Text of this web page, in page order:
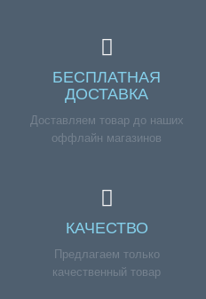
БЕСПЛАТНАЯ
ДОСТАВКА
Доставляем товар до наших
оффлайн магазинов
КАЧЕСТВО
Предлагаем только
качественный товар